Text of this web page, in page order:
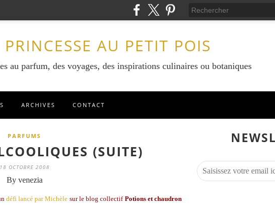
PRINCESSE AU PETIT POIS
au parfum, des voyages, des inspirations culinaires ou botaniques
ARCHIVES CONTACT
PARFUMS
(SUITE)
18 OCTOBRE 2008
By venezia
défi lancé par Michèle sur le blog collectif Potions et chaudron